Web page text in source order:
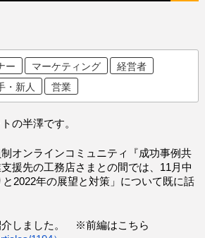
ー マーケティング
経営者
・新人 営業
の半澤です。
オンラインコミュニティ『成功事例共
援先の工務店さまとの間では、11月中
2022年の展望と対策」について既に話
しました。　※前編はこちら